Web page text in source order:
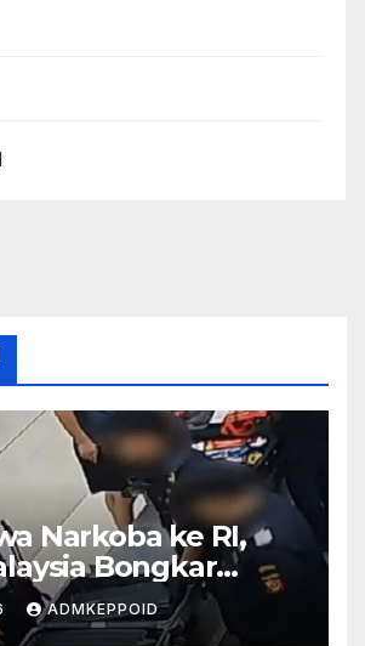
Narkoba ke RI,
Bongkar
di Balik
ADMKEPPOID